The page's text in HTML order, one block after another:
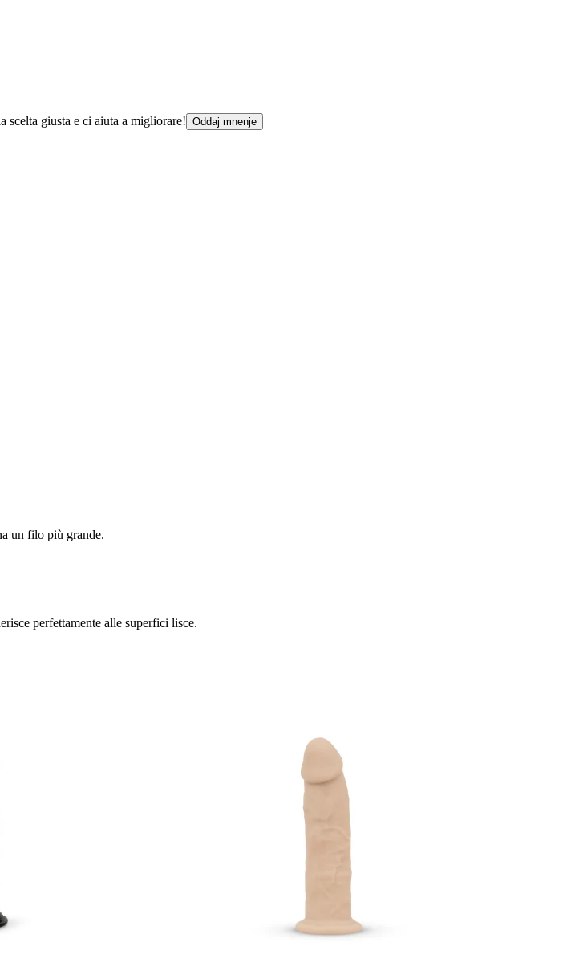
scelta giusta e ci aiuta a migliorare! Oddaj mnenje
un filo più grande.
perfettamente alle superfici lisce.